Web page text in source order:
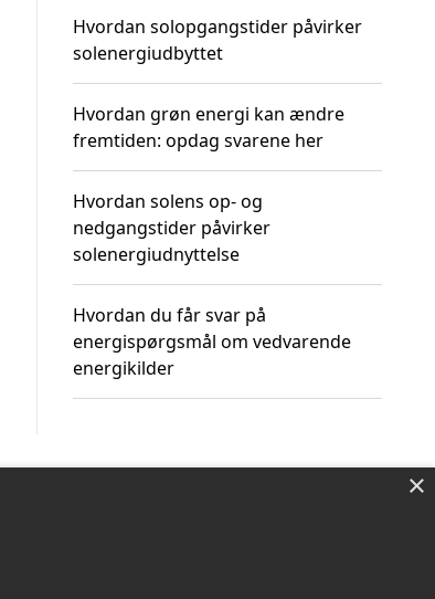
Hvordan solopgangstider påvirker
solenergiudbyttet
Hvordan grøn energi kan ændre
fremtiden: opdag svarene her
Hvordan solens op- og
nedgangstider påvirker
solenergiudnyttelse
Hvordan du får svar på
energispørgsmål om vedvarende
energikilder
×